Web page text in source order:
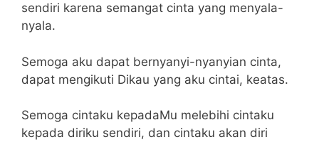
sendiri karena semangat cinta yang menyala-
nyala.
Semoga aku dapat bernyanyi-nyanyian cinta,
dapat mengikuti Dikau yang aku cintai, keatas.
Semoga cintaku kepadaMu melebihi cintaku
kepada diriku sendiri, dan cintaku akan diri